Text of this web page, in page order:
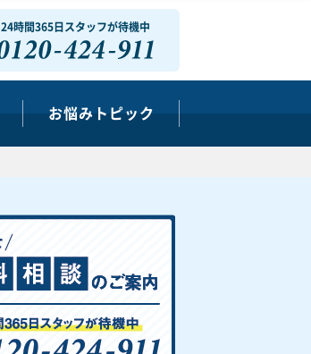
24時間365日スタッフが待機中
0120-424-911
お悩みトピック